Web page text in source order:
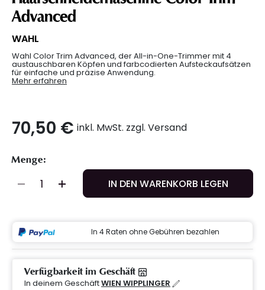
Advanced
WAHL
Wahl Color Trim Advanced, der All-in-One-Trimmer mit 4
austauschbaren Köpfen und farbcodierten Aufsteckaufsätzen
für einfache und präzise Anwendung.
Mehr erfahren
70,50 € inkl. MwSt. zzgl. Versand
Menge:
IN DEN WARENKORB LEGEN
In 4 Raten ohne Gebühren bezahlen
Verfügbarkeit im Geschäft
In deinem GeschäftWIEN WIPPLINGER